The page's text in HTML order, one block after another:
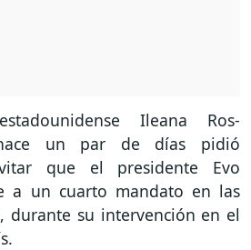
Ileana Ros-
un par de días pidió
que el presidente Evo
a un cuarto mandato en las
durante su intervención en el